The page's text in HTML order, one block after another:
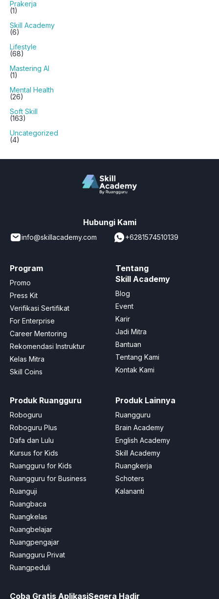
Prakerja
(1)
Skill Academy
(6)
Lifestyle
(68)
Mastering AI
(1)
Mental Health
(26)
Soft Skill
(163)
Uncategorized
(4)
Hubungi Kami
info@skillacademy.com +6281574510139
Program
Promo
Press Kit
Verifikasi Sertifikat
For Enterprise
Career Mentoring
Rekomendasi Instruktur
Kelas Mitra
Skill Coins
Tentang
Skill Academy
Blog
Event
Karir
Jadi Mitra
Bantuan
Tentang Kami
Kontak Kami
Produk Ruangguru
Roboguru
Roboguru Plus
Dafa dan Lulu
Kursus for Kids
Ruangguru for Kids
Ruangguru for Business
Ruanguji
Ruangbaca
Ruangkelas
Ruangbelajar
Ruangpengajar
Ruangguru Privat
Ruangpeduli
Produk Lainnya
Ruangguru
Brain Academy
English Academy
Skill Academy
Ruangkerja
Schoters
Kalananti
Coba Gratis AplikasiSegera Hadir